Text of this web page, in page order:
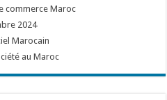
commerce Maroc
2024
Marocain
au Maroc